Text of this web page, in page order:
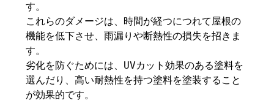
す。
これらのダメージは、時間が経つにつれて屋根の
機能を低下させ、雨漏りや断熱性の損失を招きま
す。
劣化を防ぐためには、UVカット効果のある塗料を
選んだり、高い耐熱性を持つ塗料を塗装すること
が効果的です。